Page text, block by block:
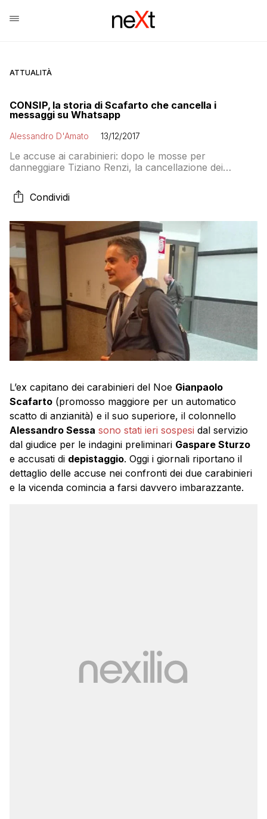
ATTUALITÀ
CONSIP, la storia di Scafarto che cancella i
messaggi su Whatsapp
Alessandro D'Amato 13/12/2017
Le accuse ai carabinieri: dopo le mosse per
danneggiare Tiziano Renzi, la cancellazione dei
gravissime manipolazioni
Condividi
L’ex capitano dei carabinieri del Noe Gianpaolo
Scafarto (promosso maggiore per un automatico
scatto di anzianità) e il suo superiore, il colonnello
Alessandro Sessa sono stati ieri sospesi dal servizio
dal giudice per le indagini preliminari Gaspare Sturzo
e accusati di depistaggio. Oggi i giornali riportano il
dettaglio delle accuse nei confronti dei due carabinieri
e la vicenda comincia a farsi davvero imbarazzante.